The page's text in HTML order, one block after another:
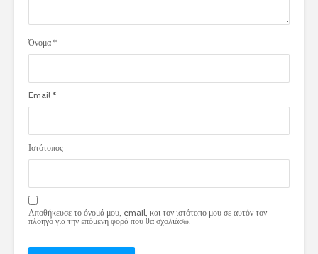
Όνομα *
Email *
Ιστότοπος
Αποθήκευσε το όνομά μου, email, και τον ιστότοπο μου σε αυτόν τον
πλοηγό για την επόμενη φορά που θα σχολιάσω.